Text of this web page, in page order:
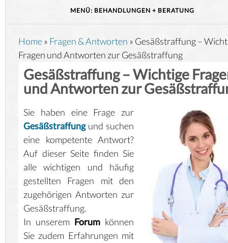
Home» Fragen & Antworten » Gesäßstraffung –
Fragen und Antworten zur Gesäßstraffung
Gesäßstraffung – Wichtige
und Antworten zur
Sie haben eine Frage zur
Gesäßstraffungund suchen
eine kompetente Antwort?
Auf dieser Seite finden Sie
alle wichtigen und häufig
gestellten Fragen mit den
zugehörigen Antworten zur
Gesäßstraffung.
In unserem Forum können
Sie zudem Erfahrungen mit